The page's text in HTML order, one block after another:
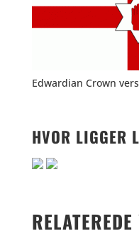
Edwardian Crown
HVOR LIGGER